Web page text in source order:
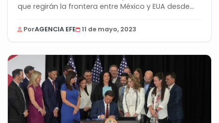
que regirán la frontera entre México y EUA desde...
PorAGENCIA EFE 11 de mayo, 2023